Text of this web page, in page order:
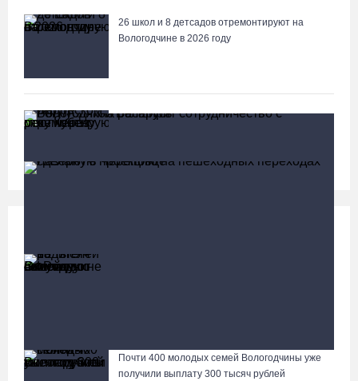
Лазерную проекцию на пешеходных переходах сделают в
26 школ и 8 детсадов отремонтируют на
Вологодчине в 2026 году
В Харовском округе отремонтируют мост через
Почти 400 молодых семей Вологодчины уже
получили выплату 300 тысяч рублей